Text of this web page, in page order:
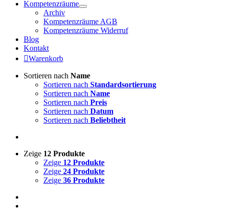
Kompetenzräume
Archiv
Kompetenzräume AGB
Kompetenzräume Widerruf
Blog
Kontakt
Warenkorb
Sortieren nach Name
Sortieren nach Standardsortierung
Sortieren nach Name
Sortieren nach Preis
Sortieren nach Datum
Sortieren nach Beliebtheit
Zeige 12 Produkte
Zeige 12 Produkte
Zeige 24 Produkte
Zeige 36 Produkte